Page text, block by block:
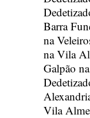
Barra
na
na Vila
Galpão
Vila